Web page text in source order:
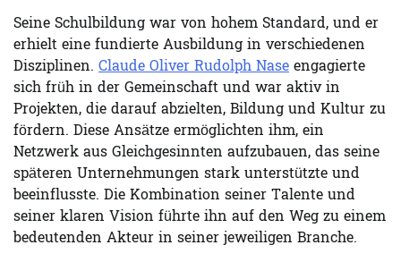
Seine Schulbildung war von hohem Standard, und er
erhielt eine fundierte Ausbildung in verschiedenen
Disziplinen. Claude Oliver Rudolph Nase engagierte
sich früh in der Gemeinschaft und war aktiv in
Projekten, die darauf abzielten, Bildung und Kultur zu
fördern. Diese Ansätze ermöglichten ihm, ein
Netzwerk aus Gleichgesinnten aufzubauen, das seine
späteren Unternehmungen stark unterstützte und
beeinflusste. Die Kombination seiner Talente und
seiner klaren Vision führte ihn auf den Weg zu einem
bedeutenden Akteur in seiner jeweiligen Branche.